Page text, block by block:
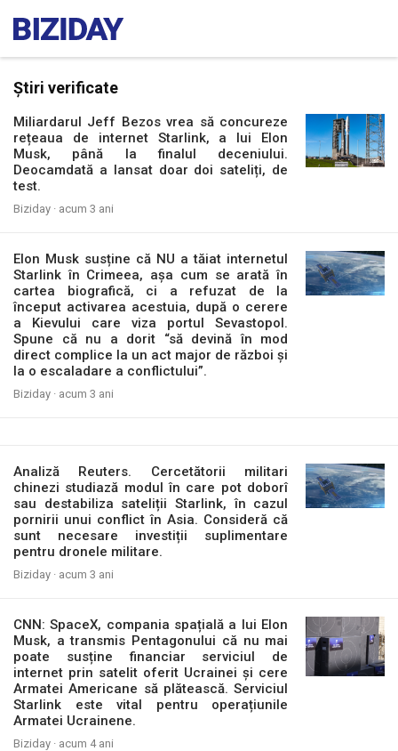
Știri verificate
Miliardarul Jeff Bezos vrea să concureze
rețeaua de internet Starlink, a lui Elon
Musk, până la finalul deceniului.
Deocamdată a lansat doar doi sateliți, de
test.
Biziday · acum 3 ani
Elon Musk susține că NU a tăiat internetul
Starlink în Crimeea, așa cum se arată în
cartea biografică, ci a refuzat de la
început activarea acestuia, după o cerere
a Kievului care viza portul Sevastopol.
Spune că nu a dorit “să devină în mod
direct complice la un act major de război și
la o escaladare a conflictului”.
Biziday · acum 3 ani
Analiză Reuters. Cercetătorii militari
chinezi studiază modul în care pot doborî
sau destabiliza sateliții Starlink, în cazul
pornirii unui conflict în Asia. Consideră că
sunt necesare investiții suplimentare
pentru dronele militare.
Biziday · acum 3 ani
CNN: SpaceX, compania spațială a lui Elon
Musk, a transmis Pentagonului că nu mai
poate susține financiar serviciul de
internet prin satelit oferit Ucrainei și cere
Armatei Americane să plătească. Serviciul
Starlink este vital pentru operațiunile
Armatei Ucrainene.
Biziday · acum 4 ani